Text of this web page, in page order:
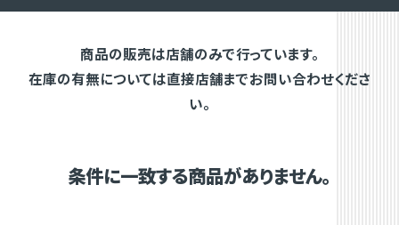
商品の販売は店舗のみで行っています。
在庫の有無については直接店舗までお問い合わせくださ
い。
条件に一致する商品がありません。